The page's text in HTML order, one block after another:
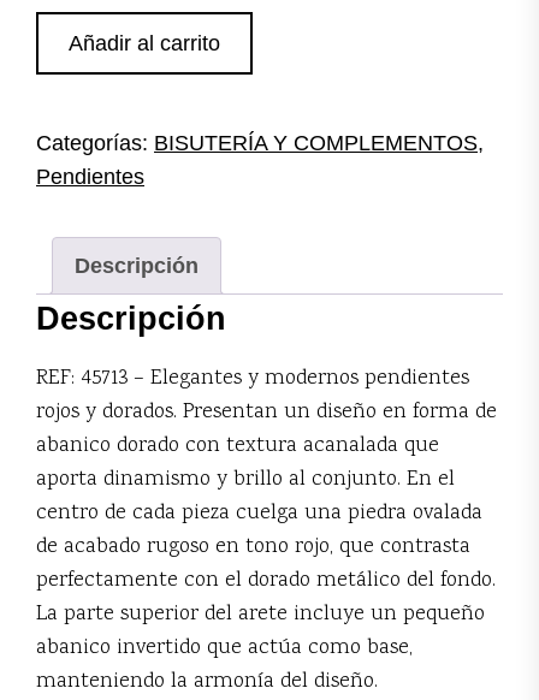
dorados
cantidad
Añadir al carrito
Categorías: BISUTERÍA Y COMPLEMENTOS,
Pendientes
Descripción
Descripción
REF: 45713 – Elegantes y modernos pendientes
rojos y dorados. Presentan un diseño en forma de
abanico dorado con textura acanalada que
aporta dinamismo y brillo al conjunto. En el
centro de cada pieza cuelga una piedra ovalada
de acabado rugoso en tono rojo, que contrasta
perfectamente con el dorado metálico del fondo.
La parte superior del arete incluye un pequeño
abanico invertido que actúa como base,
manteniendo la armonía del diseño.